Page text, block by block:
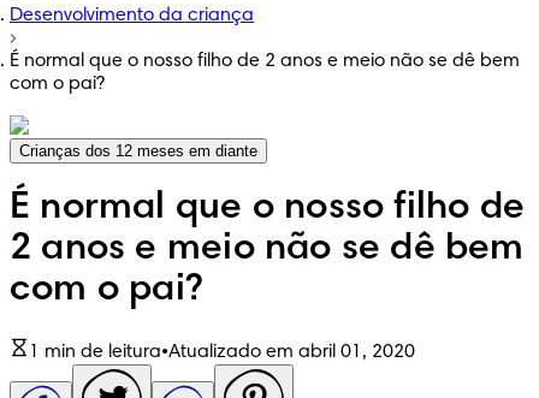
Desenvolvimento da criança
É normal que o nosso filho de 2 anos e meio não se dê bem
com o pai?
Crianças dos 12 meses em diante
É normal que o nosso filho de
2 anos e meio não se dê bem
com o pai?
1 min de leitura•Atualizado em abril 01, 2020